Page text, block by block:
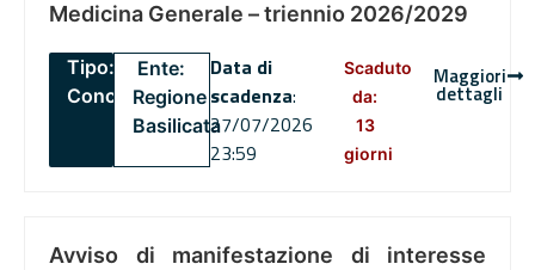
Medicina Generale – triennio 2026/2029
Tipo:
Concorsi
Ente:
Regione
Basilicata
Data di
scadenza:
27/07/2026
23:59
Scaduto
da:
13
giorni
Maggiori
dettagli
Avviso di manifestazione di interesse